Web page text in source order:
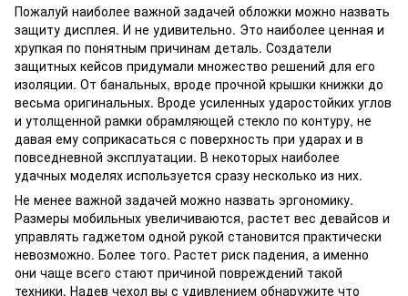
Пожалуй наиболее важной задачей обложки можно назвать
защиту дисплея. И не удивительно. Это наиболее ценная и
хрупкая по понятным причинам деталь. Создатели
защитных кейсов придумали множество решений для его
изоляции. От банальных, вроде прочной крышки книжки до
весьма оригинальных. Вроде усиленных ударостойких углов
и утолщенной рамки обрамляющей стекло по контуру, не
давая ему соприкасаться с поверхность при ударах и в
повседневной эксплуатации. В некоторых наиболее
удачных моделях используется сразу несколько из них.
Не менее важной задачей можно назвать эргономику.
Размеры мобильных увеличиваются, растет вес девайсов и
управлять гаджетом одной рукой становится практически
невозможно. Более того. Растет риск падения, а именно
они чаще всего стают причиной повреждений такой
техники. Надев чехол вы с удивлением обнаружите что